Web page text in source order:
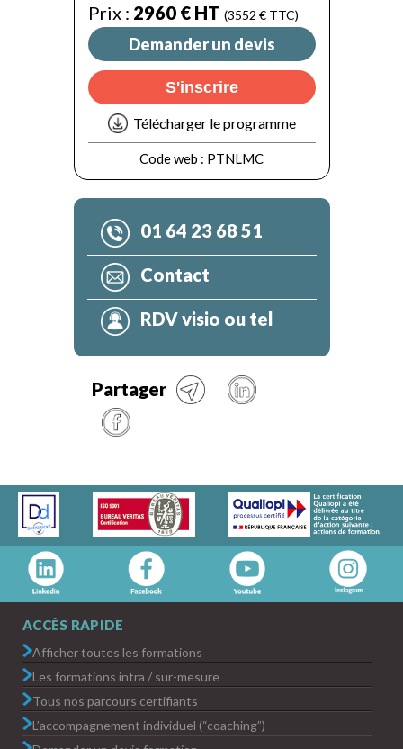
Prix : 2960 € HT (3552 € TTC)
Demander un devis
S'inscrire
Télécharger le programme
Code web : PTNLMC
01 64 23 68 51
Contact
RDV visio ou tel
Partager
ACCÈS RAPIDE
Afficher toutes les formations
Les formations intra / sur-mesure
Tous nos parcours certifiants
L’accompagnement individuel (“coaching”)